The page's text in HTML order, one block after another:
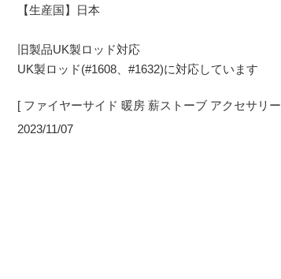
【生産国】日本
旧製品UK製ロッド対応
UK製ロッド(#1608、#1632)に対応しています
[ ファイヤーサイド 暖房 薪ストーブ アクセサリ
2023/11/07